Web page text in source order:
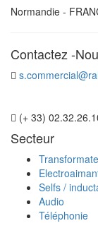
Normandie -
Contactez -
(+ 33)
Secteur
Selfs /
Audio
Téléphonie